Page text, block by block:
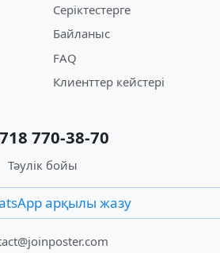
Серіктестерге
Байланыс
FAQ
Клиенттер кейстері
770-38-70
Тәулік бойы
арқылы жазу